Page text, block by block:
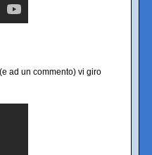
ad un commento) vi giro